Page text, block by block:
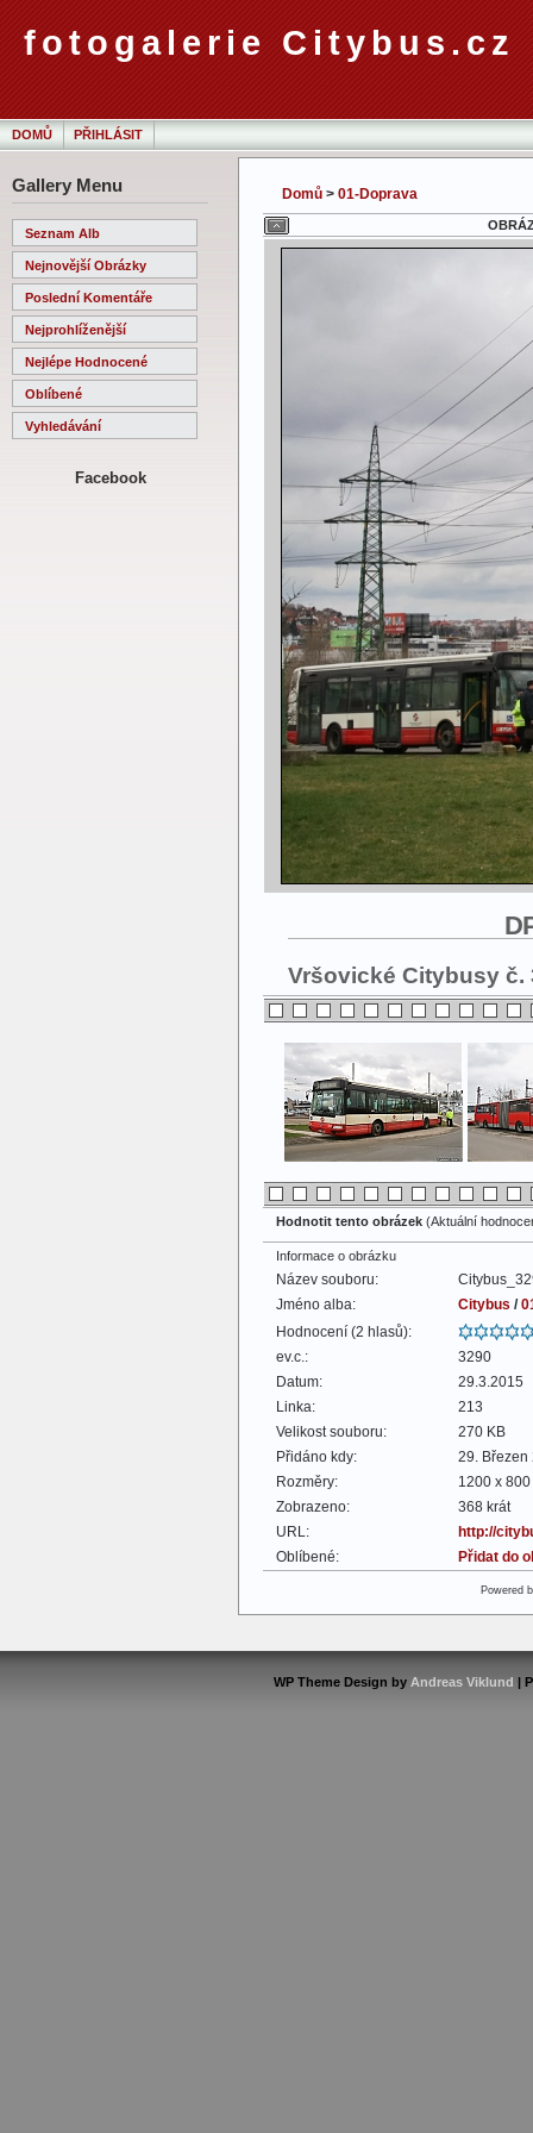
fotogalerie Citybus.cz
DOMŮ PŘIHLÁSIT
Gallery Menu
Seznam Alb
Nejnovější Obrázky
Poslední Komentáře
Nejprohlíženější
Nejlépe Hodnocené
Oblíbené
Vyhledávání
Facebook
Domů > 01-Doprava
Vršovické Citybusy č.
Hodnotit tento obrázek (Aktuální
Informace o obrázku
Název souboru:
Jméno alba:
Citybus /
Hodnocení (2 hlasů):
ev.c.:
3290
Datum:
29.3.2015
Linka:
213
Velikost souboru:
270 KB
Přidáno kdy:
29. Březen
Rozměry:
1200 x
Zobrazeno:
368 krát
URL:
http://
Oblíbené:
Přidat do
Powered
WP Theme Design by Andreas Viklund |